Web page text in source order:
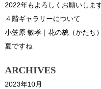
2022年もよろしくお願いします
４階ギャラリーについて
小笠原 敏孝｜花の貌（かたち
夏ですね
ARCHIVES
2023年10月